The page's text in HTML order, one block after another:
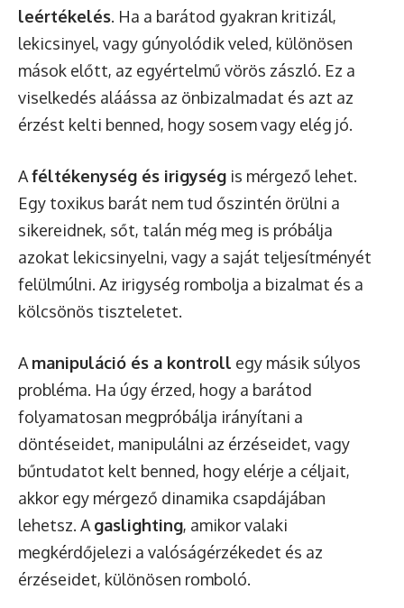
leértékelés. Ha a barátod gyakran kritizál,
lekicsinyel, vagy gúnyolódik veled, különösen
mások előtt, az egyértelmű vörös zászló. Ez a
viselkedés aláássa az önbizalmadat és azt az
érzést kelti benned, hogy sosem vagy elég jó.
Aféltékenység és irigység is mérgező lehet.
Egy toxikus barát nem tud őszintén örülni a
sikereidnek, sőt, talán még meg is próbálja
azokat lekicsinyelni, vagy a saját teljesítményét
felülmúlni. Az irigység rombolja a bizalmat és a
kölcsönös tiszteletet.
A manipuláció és a kontroll egy másik súlyos
probléma. Ha úgy érzed, hogy a barátod
folyamatosan megpróbálja irányítani a
döntéseidet, manipulálni az érzéseidet, vagy
bűntudatot kelt benned, hogy elérje a céljait,
akkor egy mérgező dinamika csapdájában
lehetsz. A gaslighting, amikor valaki
megkérdőjelezi a valóságérzékedet és az
érzéseidet, különösen romboló.